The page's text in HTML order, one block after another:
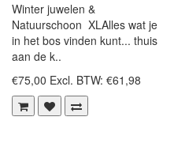
Winter juwelen &
Natuurschoon XLAlles wat je
in het bos vinden kunt... thuis
aan de k..
€75,00 Excl. BTW: €61,98